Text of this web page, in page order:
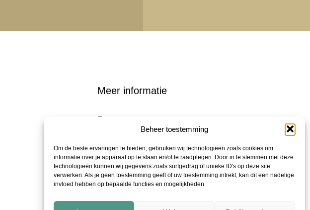
Beheer toestemming
Om de beste ervaringen te bieden, gebruiken wij technologieën zoals cookies om
informatie over je apparaat op te slaan en/of te raadplegen. Door in te stemmen met deze
technologieën kunnen wij gegevens zoals surfgedrag of unieke ID's op deze site
verwerken. Als je geen toestemming geeft of uw toestemming intrekt, kan dit een nadelige
invloed hebben op bepaalde functies en mogelijkheden.
Meer informatie
Persmap
Podcast "De Shortlist"
Audiotrailers - #DeZin